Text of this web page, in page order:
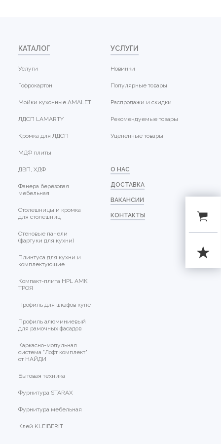
КАТАЛОГ
Услуги
Гофрокартон
Мойки кухонные AMALET
ЛДСП LAMARTY
Кромка для ЛДСП
МДФ плиты
ДВП, ХДФ
Фанера берёзовая
мебельная
Столешницы и кромка
для столешниц
Стеновые панели
(фартуки для кухни)
Плинтуса для кухни и
комплектующие
Компакт-плита HPL АМК
ТРОЯ
Профиль для шкафов купе
Профиль алюминиевый
для рамочных фасадов
Каркасно-модульная
система "Лофт комплект"
от НАЙДИ
Бытовая техника
Фурнитура STARAX
Фурнитура мебельная
Клей KLEIBERIT
УСЛУГИ
Новинки
Популярные товары
Распродажи и скидки
Рекомендуемые товары
Уцененные товары
О НАС
ДОСТАВКА
ВАКАНСИИ
КОНТАКТЫ